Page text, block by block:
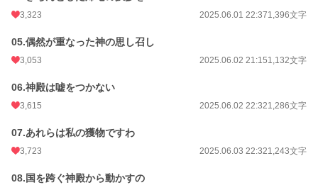
更新日時
初回公開日時 2025.05.29 21:17
初回完結日時
週間ポイント 4,343 pt (2,360 位)
月間ポイント
年間ポイント 3,043,409 pt (77 位)
3,323 2025.06.01 22:371,396文字
05.偶然が重なった神の思し召し
3,053 2025.06.02 21:151,132文字
06.神殿は嘘をつかない
3,615 2025.06.02 22:321,286文字
07.あれらは私の獲物ですわ
3,723 2025.06.03 22:321,243文字
08.国を跨ぐ神殿から動かすの